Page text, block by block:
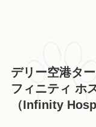
デリー空港タ
フィニティ ホ
（Infinity